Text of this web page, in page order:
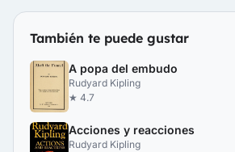
También te puede gustar
A popa del embudo
Rudyard Kipling
★ 4.7
Acciones y reacciones
Rudyard Kipling